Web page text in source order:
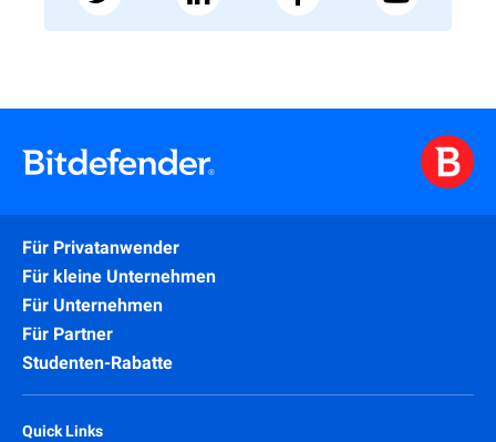
Für Privatanwender
Für kleine Unternehmen
Für Unternehmen
Für Partner
Studenten-Rabatte
Quick Links